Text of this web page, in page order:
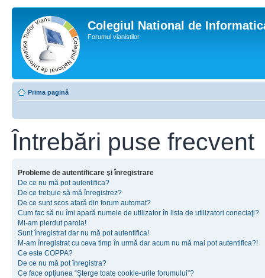
Colegiul National de
Forumul vianistilor
Prima pagină
Întrebări puse frecvent
Probleme de autentificare şi înregistrare
De ce nu mă pot autentifica?
De ce trebuie să mă înregistrez?
De ce sunt scos afară din forum automat?
Cum fac să nu îmi apară numele de utilizator în lista de utilizatori conectaţi?
Mi-am pierdut parola!
Sunt înregistrat dar nu mă pot autentifica!
M-am înregistrat cu ceva timp în urmă dar acum nu mă mai pot autentifica?!
Ce este COPPA?
De ce nu mă pot înregistra?
Ce face opţiunea “Şterge toate cookie-urile forumului”?